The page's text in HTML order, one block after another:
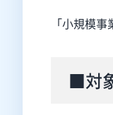
「小規模
■対